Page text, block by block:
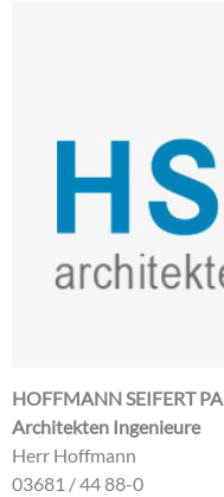
HOFFMANN SEIFERT
Architekten Ingenieure
Herr Hoffmann
03681 / 44 88-0